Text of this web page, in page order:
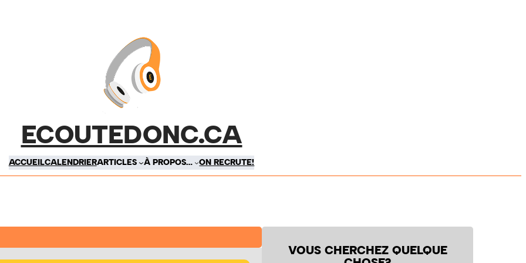
ECOUTEDONC.CA
ACCUEILCALENDRIERARTICLES À PROPOS… ON RECRUTE!
VOUS CHERCHEZ QUELQUE